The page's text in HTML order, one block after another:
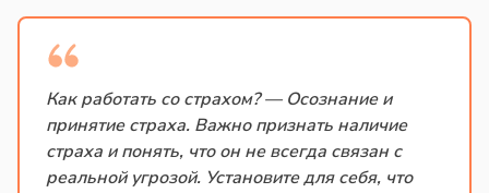
Как работать со страхом? — Осознание и
принятие страха. Важно признать наличие
страха и понять, что он не всегда связан с
реальной угрозой. Установите для себя, что